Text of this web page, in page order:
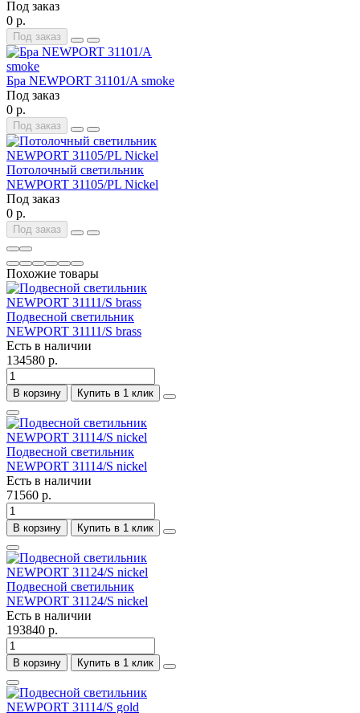
Под заказ
0 р.
Под заказ
Бра NEWPORT 31101/A smoke
Под заказ
0 р.
Под заказ
Потолочный светильник
NEWPORT 31105/PL Nickel
Под заказ
0 р.
Под заказ
Похожие товары
Подвесной светильник
NEWPORT 31111/S brass
Есть в наличии
134580 р.
В корзину Купить в 1 клик
Подвесной светильник
NEWPORT 31114/S nickel
Есть в наличии
71560 р.
В корзину Купить в 1 клик
Подвесной светильник
NEWPORT 31124/S nickel
Есть в наличии
193840 р.
В корзину Купить в 1 клик